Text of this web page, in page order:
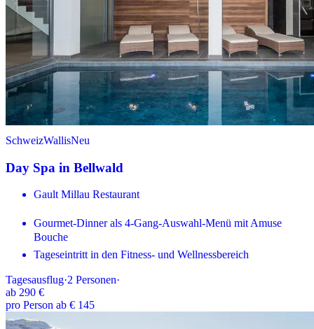
SchweizWallisNeu
Day Spa in Bellwald
Gault Millau Restaurant
Gourmet-Dinner als 4-Gang-Auswahl-Menü mit Amuse
Bouche
Tageseintritt in den Fitness- und Wellnessbereich
Tagesausflug·2 Personen·
ab 290 €
pro Person ab € 145